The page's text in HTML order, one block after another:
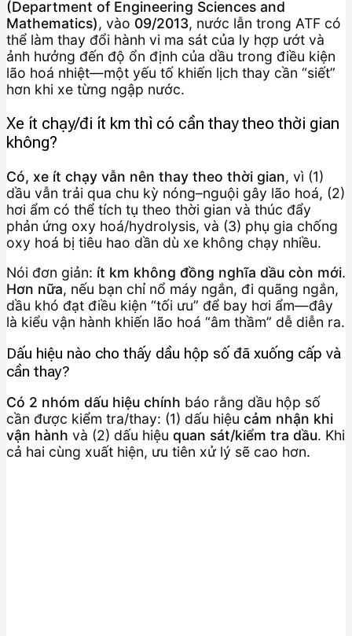
(Department of Engineering Sciences and
Mathematics), vào 09/2013, nước lẫn trong ATF có
thể làm thay đổi hành vi ma sát của ly hợp ướt và
ảnh hưởng đến độ ổn định của dầu trong điều kiện
lão hoá nhiệt—một yếu tố khiến lịch thay cần “siết”
hơn khi xe từng ngập nước.
Xe ít chạy/đi ít km thì có cần thay theo thời gian
không?
Có, xe ít chạy vẫn nên thay theo thời gian, vì (1)
dầu vẫn trải qua chu kỳ nóng–nguội gây lão hoá, (2)
hơi ẩm có thể tích tụ theo thời gian và thúc đẩy
phản ứng oxy hoá/hydrolysis, và (3) phụ gia chống
oxy hoá bị tiêu hao dần dù xe không chạy nhiều.
Nói đơn giản: ít km không đồng nghĩa dầu còn mới.
Hơn nữa, nếu bạn chỉ nổ máy ngắn, đi quãng ngắn,
dầu khó đạt điều kiện “tối ưu” để bay hơi ẩm—đây
là kiểu vận hành khiến lão hoá “âm thầm” dễ diễn ra.
Dấu hiệu nào cho thấy dầu hộp số đã xuống cấp và
cần thay?
Có 2 nhóm dấu hiệu chính báo rằng dầu hộp số
cần được kiểm tra/thay: (1) dấu hiệu cảm nhận khi
vận hành và (2) dấu hiệu quan sát/kiểm tra dầu. Khi
cả hai cùng xuất hiện, ưu tiên xử lý sẽ cao hơn.